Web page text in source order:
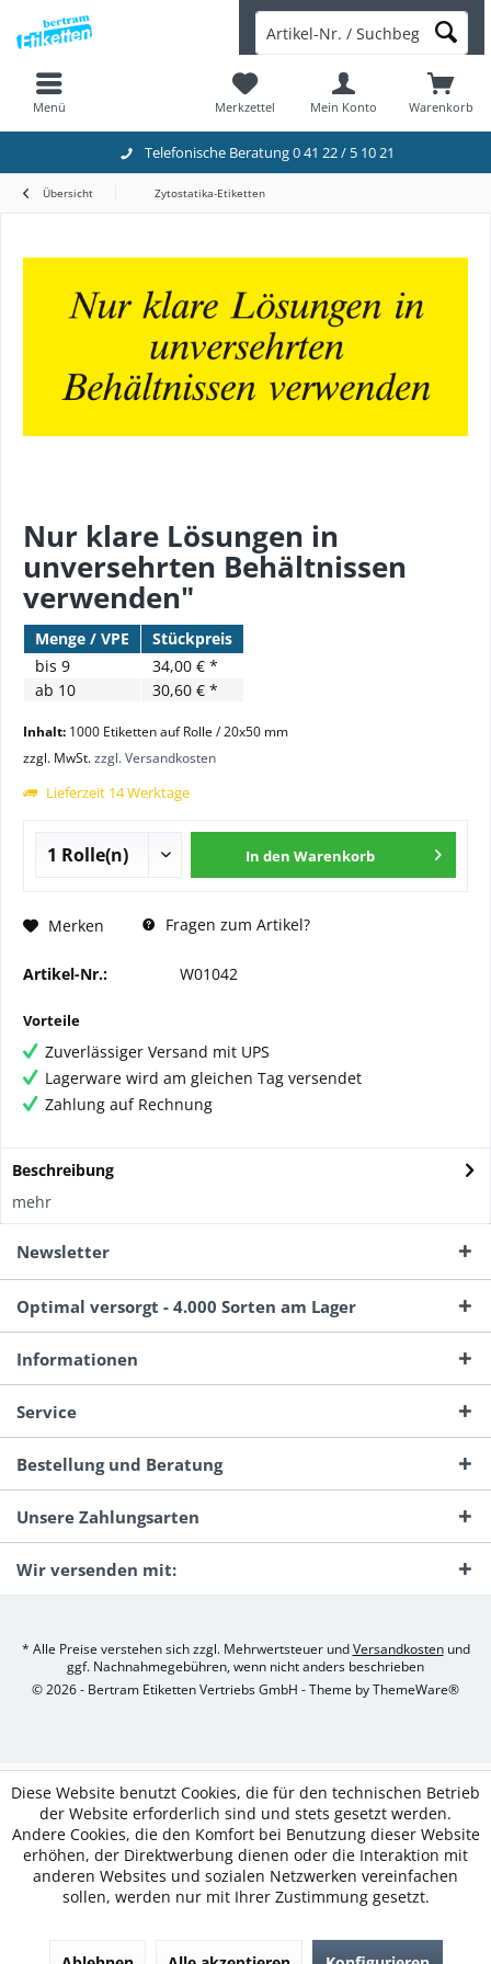
Telefonische Beratung 0 41 22 / 5 10 21
Menü Warenkorb
Merkzettel Mein Konto
Übersicht Zytostatika-Etiketten
Nur klare Lösungen in
unversehrten Behältnissen
verwenden"
Menge / VPE
Stückpreis
bis 9
34,00 € *
ab 10 30,60 € *
Inhalt: 1000 Etiketten auf Rolle / 20x50 mm
zzgl. MwSt.zzgl. Versandkosten
Lieferzeit 14 Werktage
In den Warenkorb
Merken Fragen zum Artikel?
Artikel-Nr.: W01042
Vorteile
Zuverlässiger Versand mit UPS
Lagerware wird am gleichen Tag versendet
Zahlung auf Rechnung
Beschreibung
mehr
Newsletter
Optimal versorgt - 4.000 Sorten am Lager
Informationen
Service
Bestellung und Beratung
Unsere Zahlungsarten
Wir versenden mit:
* Alle Preise verstehen sich zzgl. Mehrwertsteuer undVersandkostenund
ggf. Nachnahmegebühren, wenn nicht anders beschrieben
© 2026 - Bertram Etiketten Vertriebs GmbH - Theme byThemeWare®
Diese Website benutzt Cookies, die für den technischen Betrieb
der Website erforderlich sind und stets gesetzt werden.
Andere Cookies, die den Komfort bei Benutzung dieser Website
erhöhen, der Direktwerbung dienen oder die Interaktion mit
anderen Websites und sozialen Netzwerken vereinfachen
sollen, werden nur mit Ihrer Zustimmung gesetzt.